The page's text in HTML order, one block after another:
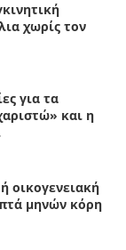
χωρίς τον
για τα
και η
οικογενειακή
μηνών κόρη